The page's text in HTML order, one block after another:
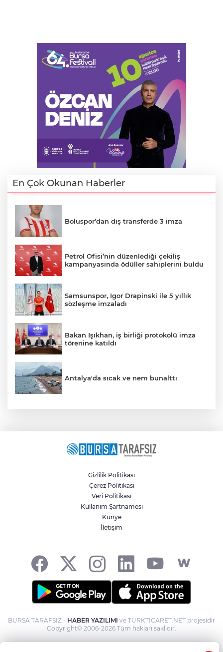
En Çok Okunan Haberler
Boluspor’dan dış transferde 3 imza
Petrol Ofisi’nin düzenlediği çekiliş
kampanyasında ödüller sahiplerini buldu
Samsunspor, Igor Drapinski ile 5 yıllık
sözleşme imzaladı
Bakan Işıkhan, iş birliği protokolü imza
törenine katıldı
Antalya'da sıcak ve nem bunalttı
Gizlilik Politikası
Çerez Politikası
Veri Politikası
Kullanım Şartnamesi
Künye
İletişim
BURSA TARAFSIZ - HABER YAZILIMI ve TURKTICARET.NET projesidir
Copyright© 2006-2026 Tüm hakları saklıdır.